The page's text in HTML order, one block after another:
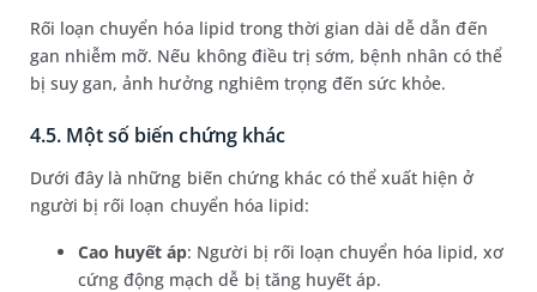
Rối loạn chuyển hóa lipid trong thời gian dài dễ dẫn đến
gan nhiễm mỡ. Nếu không điều trị sớm, bệnh nhân có thể
bị suy gan, ảnh hưởng nghiêm trọng đến sức khỏe.
4.5. Một số biến chứng khác
Dưới đây là những biến chứng khác có thể xuất hiện ở
người bị rối loạn chuyển hóa lipid:
Cao huyết áp: Người bị rối loạn chuyển hóa lipid, xơ
cứng động mạch dễ bị tăng huyết áp.